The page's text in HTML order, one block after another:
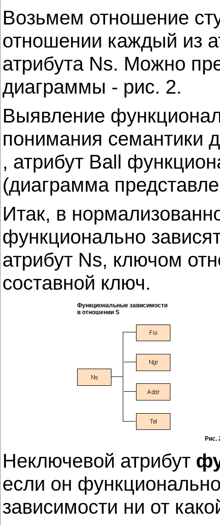
Возьмем отношение
отношении каждый из
атрибута Ns. Можно
диаграммы - рис. 2.
Выявление
понимания семантики
, атрибут Ball
(диаграмма
Итак, в
функционально
атрибут Ns, ключом
составной ключ.
Функциональные зависимости
в отношении S
Рис.
Неключевой атрибут
если он
зависимости ни от